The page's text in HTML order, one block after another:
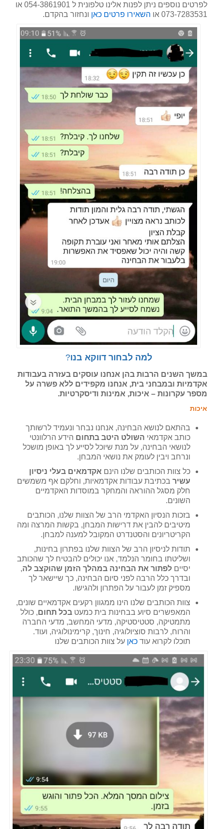
לפרטים נוספים ניתן לפנות אלינו טלפונית ל 054-3861901 או
073-7283531 או
השאירו פרטים כאן ונחזור בהקדם.
למה לבחור דווקא בנו?
במשך השנים הרבות בהן אנחנו עוסקים בעזרה בעבודות
אקדמיות ובמבחני בית, אנחנו מקפידים ללא פשרה על
מספר עקרונות – איכות, אמינות ודיסקרטיות.
איכות
בהתאם לנושא הבחינה, אנחנו נבחר ונעמיד לרשותך
כותב אקדמאי השולט היטב בתחום הידע הרלוונטי
לנושאי הבחינה, על מנת שיוכל לסייע לך באופן מושכל
ונרחב ויבין לעומק את נושאי המבחן.
כל צוות הכותבים שלנו הינם אקדמאים בעלי ניסיון
עשיר בכתיבת עבודות אקדמאיות, וחלקם אף משמשים
חלק מסגל ההוראה והמחקר במוסדות האקדמיים
השונים.
בזכות הנסיון האקדמי הרב של הצוות שלנו, הכותבים
מיטיבים להבין את דרישות המבחן, בקשות המרצה ומה
הקריטריונים והסטנדרט המקובל למענה למבחן.
תודות לניסיון הרב של הצוות שלנו בפתרון בחינות,
ושליטתו בחומר הנלמד, אנו יכולים להבטיח לך שהכותב
יסיים לפתור את הבחינה במהלך הזמן שהוקצב לה,
ובדרך כלל הרבה לפני סיום הבחינה, כך שיישאר לך
מספיק זמן לעבור על הפתרון ולהגישו.
צוות הכותבים שלנו הינו ממגוון רקעים אקדמאיים שונים,
המאפשרים סיוע בבחינות בית כמעט בכל תחום, כולל
מתמטיקה, סטטיסטיקה, מדעי המחשב, מדעי החברה
והרוח, לרבות סוציולוגיה, חינוך, קרימינולוגיה, ועוד.
תוכלו לקרוא עוד כאן על צוות הכותבים שלנו